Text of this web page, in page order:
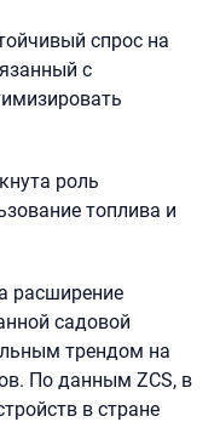
спрос на
с
роль
топлива и
расширение
садовой
трендом на
По данным ZCS, в
в стране